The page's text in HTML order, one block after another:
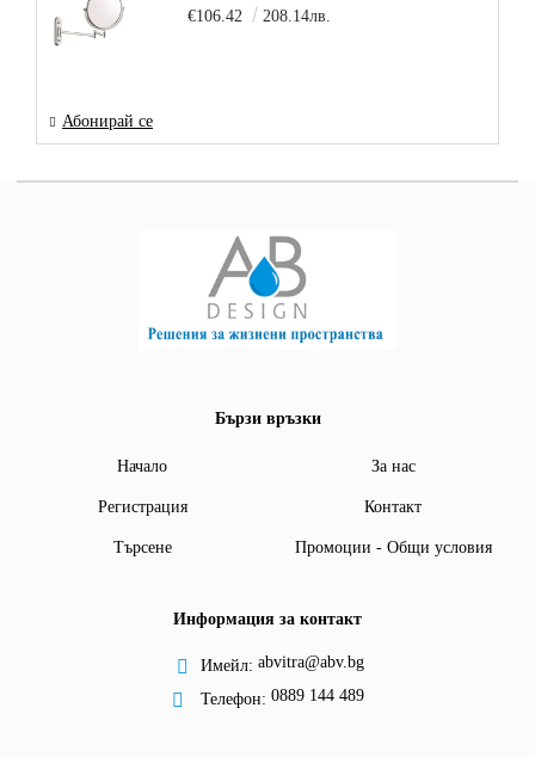
€106.42
208.14лв.
Абонирай се
Бързи връзки
Начало За нас
Регистрация Контакт
Търсене Промоции - Общи условия
Информация за контакт
Имейл: abvitra@abv.bg
Телефон: 0889 144 489